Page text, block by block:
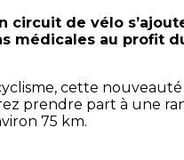
circuit de vélo
médicales au profit
cette
prendre part à une
75 km.